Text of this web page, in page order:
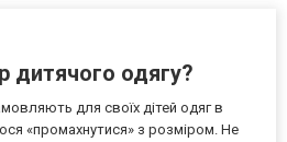
дитячого одягу?
для своїх дітей одяг в
«промахнутися» з розміром. Не